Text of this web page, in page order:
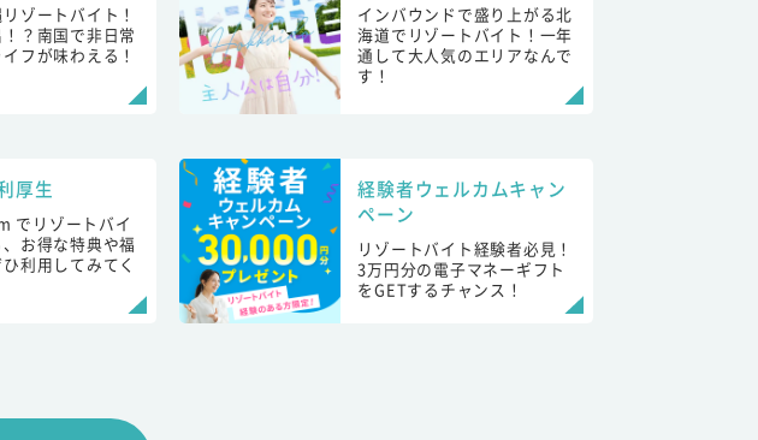
ゾートバイト！
？南国で非日常
フが味わえる！
インバウンドで盛り上がる北
海道でリゾートバイト！一年
通して大人気のエリアなんで
す！
厚生
でリゾートバイ
、お得な特典や福
利用してみてく
経験者ウェルカムキャン
ペーン
リゾートバイト経験者必見！
3万円分の電子マネーギフト
をGETするチャンス！